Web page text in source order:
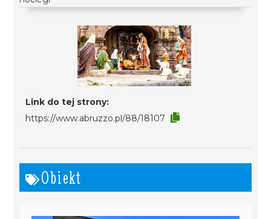
Link do tej strony:
https://www.abruzzo.pl/88/18107
Obiekt